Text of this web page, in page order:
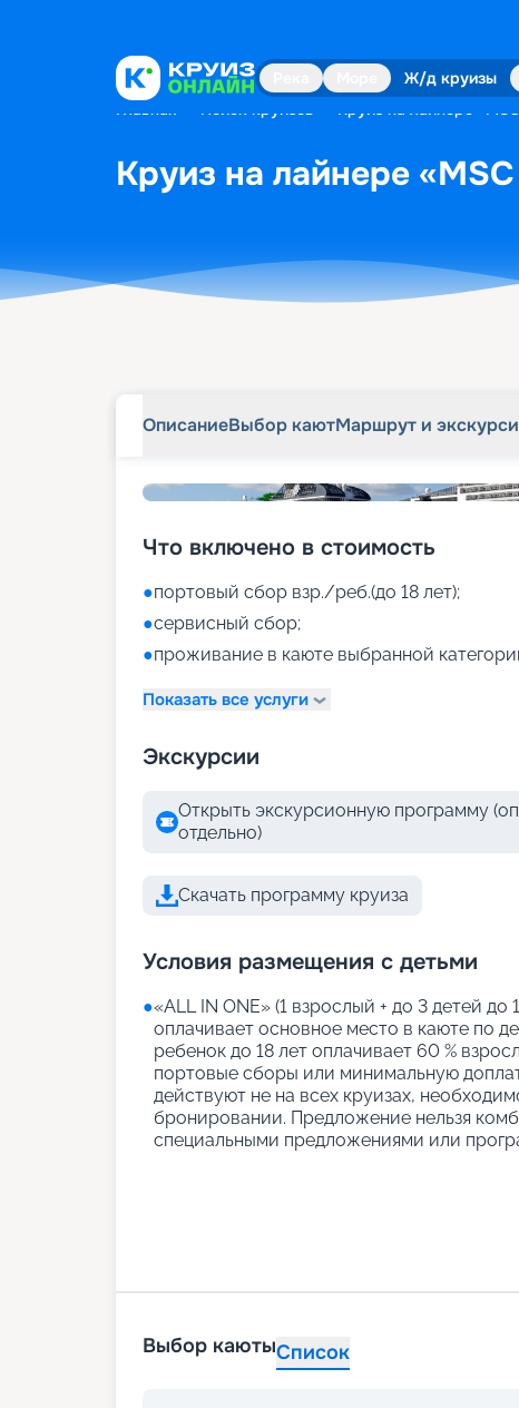
Ж/д круизы
Главная Поиск круизов Круиз на лайнере
Круиз на лайнере
ОписаниеВыбор каютМаршрут и
Что включено в стоимость
●портовый сбор взр./реб.(до 18 лет);
●сервисный сбор;
●проживание в каюте выбранной
Показать все услуги
Экскурсии
Открыть экскурсионную программу
отдельно)
Скачать программу круиза
Условия размещения с детьми
●«АLL IN ONE» (1 взрослый + до 3 детей
оплачивает основное место в каюте по
ребенок до 18 лет оплачивает 60 %
портовые сборы или минимальную
действуют не на всех круизах,
бронировании. Предложение нельзя
специальными предложениями или
Выбор каютыСписок